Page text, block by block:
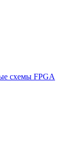
схемы FPGA